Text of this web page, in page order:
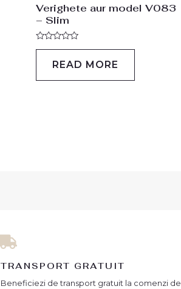
Verighete aur model V083
– Slim
Rated
5
READ MORE
TRANSPORT GRATUIT
Beneficiezi de transport gratuit la comenzi de